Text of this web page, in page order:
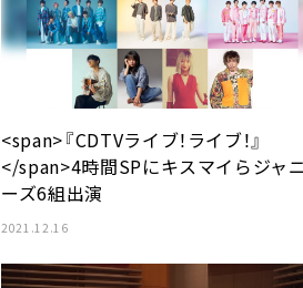
<span>『CDTVライブ！ライブ！』
</span>4時間SPにキスマイらジャニ
ーズ6組出演
2021.12.16